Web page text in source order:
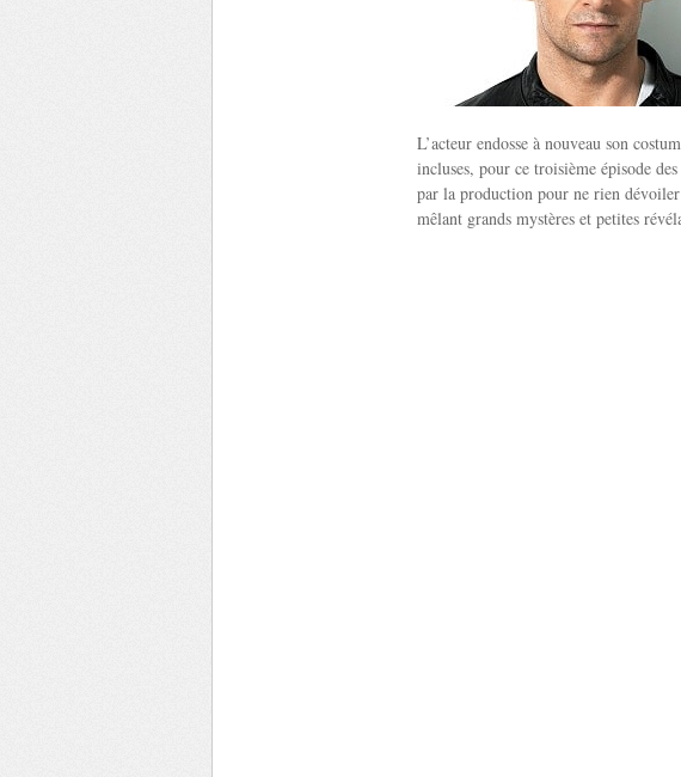
L’acteur endosse à nouveau son
incluses, pour ce troisième épisode
par la production pour ne rien
mêlant grands mystères et petites